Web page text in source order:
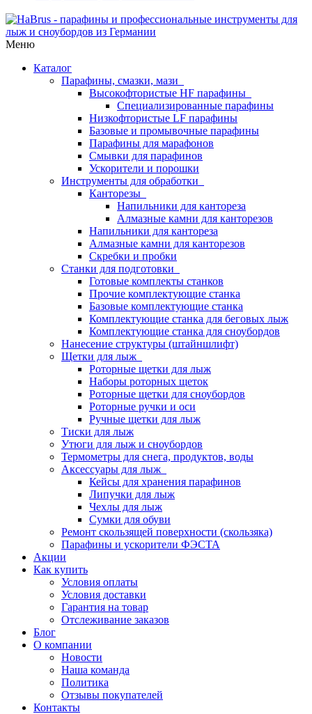
Меню
Каталог
Парафины, смазки, мази
Высокофтористые HF парафины
Специализированные парафины
Низкофтористые LF парафины
Базовые и промывочные парафины
Парафины для марафонов
Смывки для парафинов
Ускорители и порошки
Инструменты для обработки
Канторезы
Напильники для кантореза
Алмазные камни для канторезов
Напильники для кантореза
Алмазные камни для канторезов
Скребки и пробки
Станки для подготовки
Готовые комплекты станков
Прочие комплектующие станка
Базовые комплектующие станка
Комплектующие станка для беговых лыж
Комплектующие станка для сноубордов
Нанесение структуры (штайншлифт)
Щетки для лыж
Роторные щетки для лыж
Наборы роторных щеток
Роторные щетки для сноубордов
Роторные ручки и оси
Ручные щетки для лыж
Тиски для лыж
Утюги для лыж и сноубордов
Термометры для снега, продуктов, воды
Аксессуары для лыж
Кейсы для хранения парафинов
Липучки для лыж
Чехлы для лыж
Сумки для обуви
Ремонт скользящей поверхности (скользяка)
Парафины и ускорители ФЭСТА
Акции
Как купить
Условия оплаты
Условия доставки
Гарантия на товар
Отслеживание заказов
Блог
О компании
Новости
Наша команда
Политика
Отзывы покупателей
Контакты